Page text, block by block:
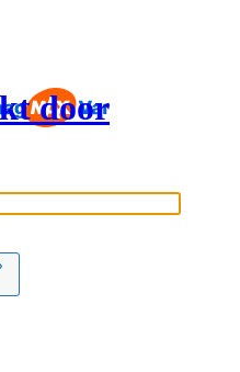
door